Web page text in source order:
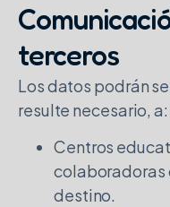
terceros
Los datos podrán
resulte necesario, a:
Centros
colaboradoras
destino.